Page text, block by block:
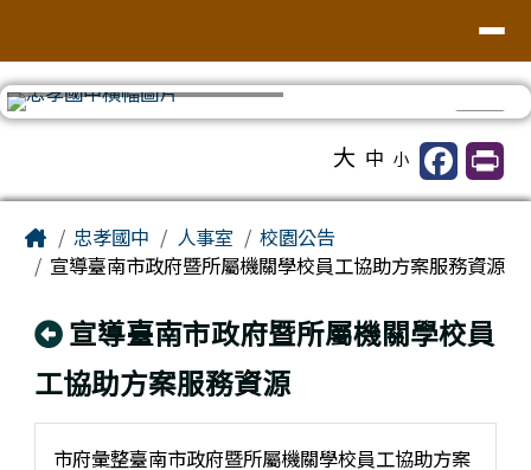
大 中 小
Home忠孝國中 人事室
校園公告
宣導臺南市政府暨所屬機關學校員工協助方案服務資源
回上頁
宣導臺南市政府暨所屬機關學校員
工協助方案服務資源
市府彙整臺南市政府暨所屬機關學校員工協助方案